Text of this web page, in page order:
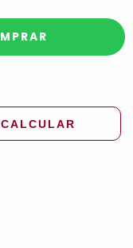
CALCULAR